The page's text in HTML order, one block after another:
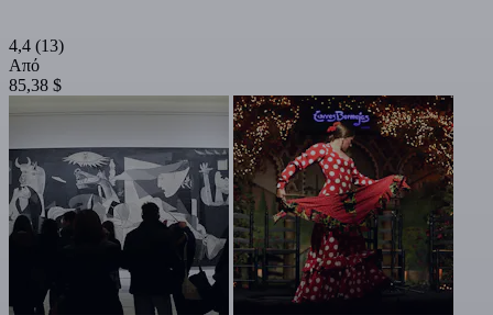
4,4 (13)
Από
85,38 $